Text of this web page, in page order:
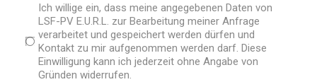
Ich willige ein, dass meine angegebenen Daten von
LSF-PV E.U.R.L. zur Bearbeitung meiner Anfrage
verarbeitet und gespeichert werden dürfen und
Kontakt zu mir aufgenommen werden darf. Diese
Einwilligung kann ich jederzeit ohne Angabe von
Gründen widerrufen.